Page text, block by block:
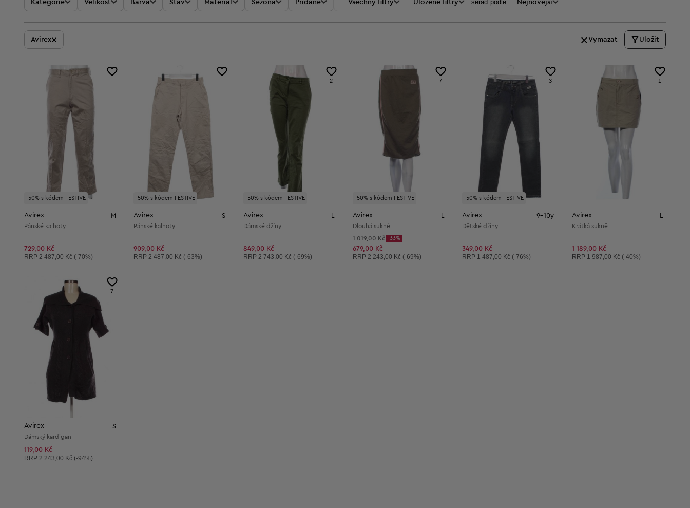
Kategorie Velikost Barva Stav Materiál Sezóna Přidané Akce Cena
Všechny filtry Uložené filtry seraď podle: Nejnovější
Avirex× Vymazat Uložit
-50% s kódem FESTIVE
Avirex M
Pánské kalhoty
729,00 Kč
Doporučená cena:
RRP 2 487,00 Kč (-70%)
-50% s kódem FESTIVE
Avirex S
Pánské kalhoty
909,00 Kč
Doporučená cena:
RRP2 487,00 Kč (-63%)
-50% s kódem FESTIVE
2
Avirex
Dámské džíny
849,00 Kč
Doporučená cena:
RRP 2 743,00 Kč (-69%)
-50% s kódem FESTIVE
7
Avirex
Dlouhá sukně
Původní cena:
1 019,00 Kč
Discount Price:
-33%
Snížená cena:
679,00 Kč
Doporučená cena:
RRP 2 243,00 Kč (-69%)
-50% s kódem FESTIVE
3
Avirex 9-10y
Dětské džíny
349,00 Kč
Doporučená cena:
RRP 1 487,00 Kč (-76%)
1
Avirex
Krátká sukně
1 189,00 Kč
Doporučená cena:
RRP 1 987,00 Kč (-40%)
7
Avirex S
Dámský kardigan
119,00 Kč
Doporučená cena:
RRP 2 243,00 Kč (-94%)